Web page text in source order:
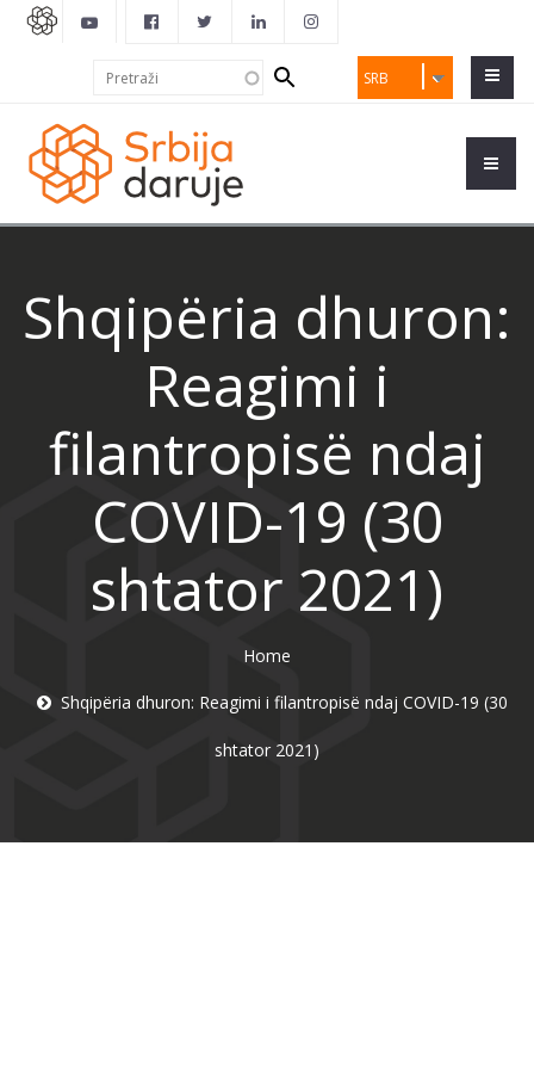
SRB
Search
form
Shqipëria dhuron:
Reagimi i
filantropisë ndaj
COVID-19 (30
shtator 2021)
Home
Shqipëria dhuron: Reagimi i filantropisë ndaj COVID-19 (30
shtator 2021)